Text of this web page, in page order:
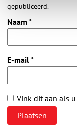
gepubliceerd.
Naam *
E-mail*
Vink dit aan als